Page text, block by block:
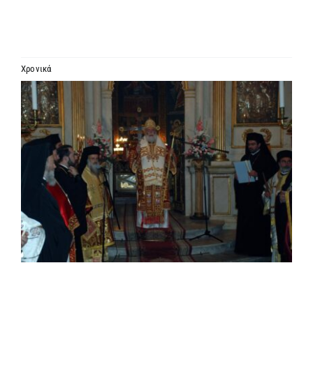
MEDIA
ΕΝΗΜΕΡΩΣΗ
ΣΥΝΔΕΣΕΙΣ
Χρονικά
Προβολή
μεγαλύτερης
εικόνας